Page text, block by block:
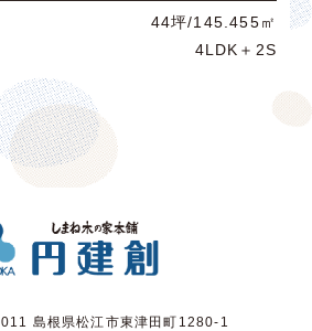
44坪/145.455㎡
4LDK＋2S
島根県松江市東津田町1280-1